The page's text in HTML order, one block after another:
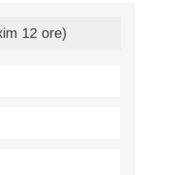
12 ore)